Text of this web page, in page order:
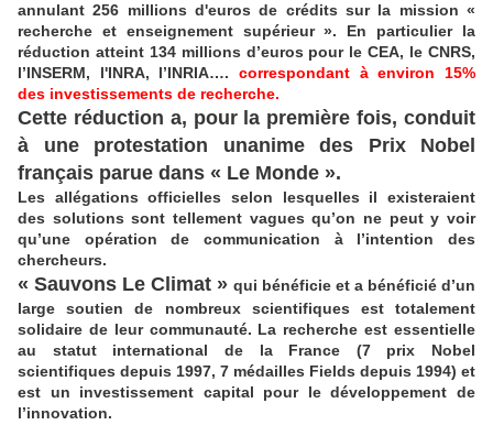
annulant 256 millions d'euros de crédits sur la mission «
recherche et enseignement supérieur ». En particulier la
réduction atteint 134 millions d’euros pour le CEA, le CNRS,
l’INSERM, l'INRA, l’INRIA…. correspondant à environ 15%
des investissements de recherche.
Cette réduction a, pour la première fois, conduit
à une protestation unanime des Prix Nobel
français parue dans « Le Monde ».
Les allégations officielles selon lesquelles il existeraient
des solutions sont tellement vagues qu’on ne peut y voir
qu’une opération de communication à l’intention des
chercheurs.
« Sauvons Le Climat » qui bénéficie et a bénéficié d’un
large soutien de nombreux scientifiques est totalement
solidaire de leur communauté. La recherche est essentielle
au statut international de la France (7 prix Nobel
scientifiques depuis 1997, 7 médailles Fields depuis 1994) et
est un investissement capital pour le développement de
l’innovation.